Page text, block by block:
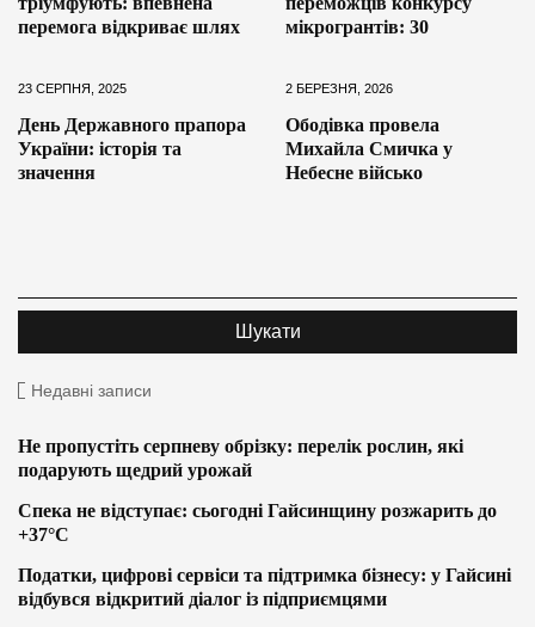
перемога відкриває шлях
мікрогрантів: 30
23 СЕРПНЯ, 2025
День Державного прапора
України: історія та
значення
2 БЕРЕЗНЯ, 2026
Ободівка провела
Михайла Смичка у
Небесне військо
Недавні записи
Не пропустіть серпневу обрізку: перелік рослин, які
подарують щедрий урожай
Спека не відступає: сьогодні Гайсинщину розжарить до
+37°C
Податки, цифрові сервіси та підтримка бізнесу: у Гайсині
відбувся відкритий діалог із підприємцями